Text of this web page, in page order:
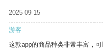
2025-09-15
游客
这款app的商品种类非常丰富，可